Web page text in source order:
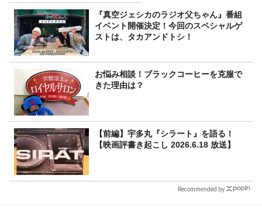
『真空ジェシカのラジオ父ちゃん』番組
イベント開催決定！今回のスペシャルゲ
ストは、タカアンドトシ！
お悩み相談！ブラックコーヒーを克服で
きた理由は？
【前編】宇多丸『シラート』を語る！
【映画評書き起こし 2026.6.18 放送】
Recommended by